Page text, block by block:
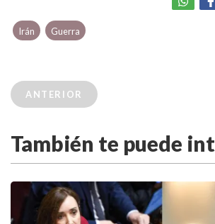
Irán Guerra
ANTERIOR
También te puede